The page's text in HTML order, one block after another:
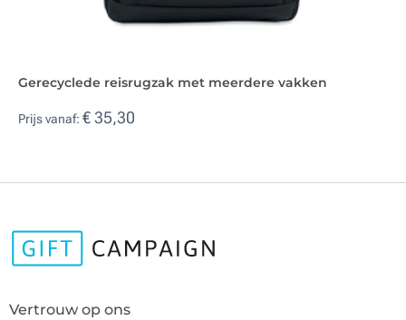
Gerecyclede reisrugzak met meerdere vakken
Prijs vanaf: € 35,30
Vertrouw op ons